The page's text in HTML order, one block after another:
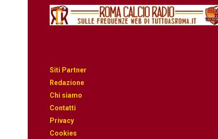
Siti Partner
Redazione
Chi siamo
Contatti
Privacy
Cookies